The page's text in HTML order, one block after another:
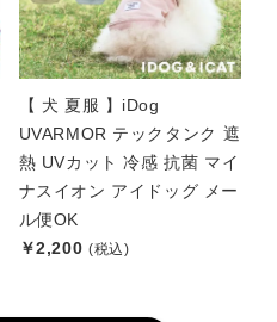
【 犬 夏服 】iDog
UVARMOR テックタンク 遮
熱 UVカット 冷感 抗菌 マイ
ナスイオン アイドッグ メー
ル便OK
￥2,200 (税込)